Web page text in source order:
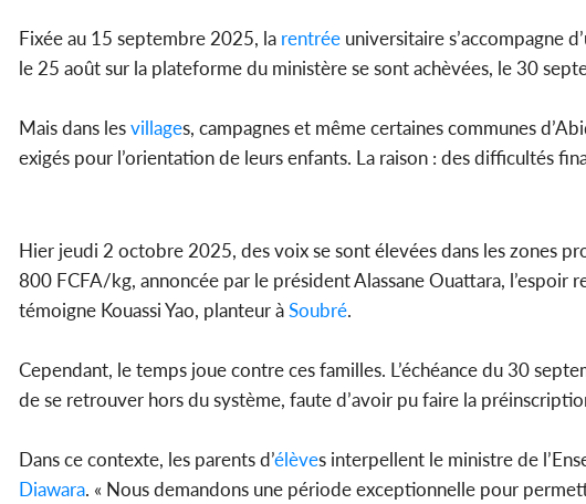
Fixée au 15 septembre 2025, la rentrée universitaire s’accompagne
le 25 août sur la plateforme du ministère se sont achèvées, le 30
Mais dans lesvillages, campagnes et même certaines communes
exigés pour l’orientation de leurs enfants. La raison : des difficultés
Hier jeudi 2 octobre 2025, des voix se sont élevées dans les zones
800 FCFA/kg, annoncée par le président Alassane Ouattara, l’espoir
témoigne Kouassi Yao, planteur àSoubré.
Cependant, le temps joue contre ces familles. L’échéance du 30
de se retrouver hors du système, faute d’avoir pu faire la
Dans ce contexte, les parents d’élèves interpellent le ministre de
Diawara. « Nous demandons une période exceptionnelle pour